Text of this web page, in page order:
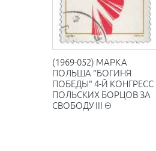
(1969-052) МАРКА
ПОЛЬША "БОГИНЯ
ПОБЕДЫ" 4-Й КОНГРЕСС
ПОЛЬСКИХ БОРЦОВ ЗА
СВОБОДУ III Θ